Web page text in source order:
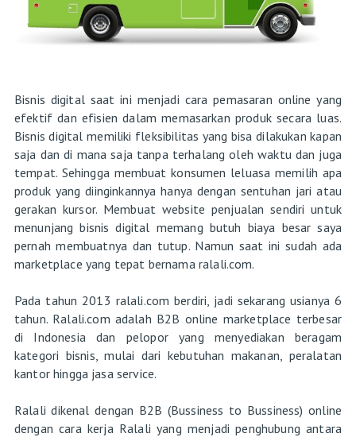
Bisnis digital saat ini menjadi cara pemasaran online yang
efektif dan efisien dalam memasarkan produk secara luas.
Bisnis digital memiliki fleksibilitas yang bisa dilakukan kapan
saja dan di mana saja tanpa terhalang oleh waktu dan juga
tempat. Sehingga membuat konsumen leluasa memilih apa
produk yang diinginkannya hanya dengan sentuhan jari atau
gerakan kursor. Membuat website penjualan sendiri untuk
menunjang bisnis digital memang butuh biaya besar saya
pernah membuatnya dan tutup. Namun saat ini sudah ada
marketplace yang tepat bernama ralali.com.
Pada tahun 2013 ralali.com berdiri, jadi sekarang usianya 6
tahun. Ralali.com adalah B2B online marketplace terbesar
di Indonesia dan pelopor yang menyediakan beragam
kategori bisnis, mulai dari kebutuhan makanan, peralatan
kantor hingga jasa service.
Ralali dikenal dengan B2B (Bussiness to Bussiness) online
dengan cara kerja Ralali yang menjadi penghubung antara